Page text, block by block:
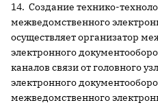
14. Создание технико-
межведомственного
осуществляет организатор
электронного
каналов связи от головного
электронного
межведомственного